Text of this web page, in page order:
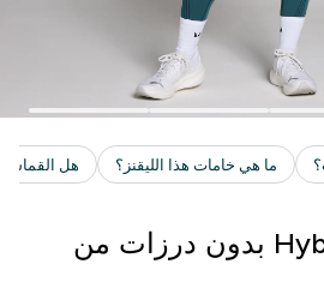
ليقنز نسائي Hybrid بدون درزات من